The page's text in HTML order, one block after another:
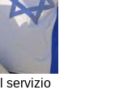
servizio